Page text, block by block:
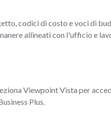
codici di costo e voci di
allineati con l'ufficio e
Viewpoint Vista per
Plus.